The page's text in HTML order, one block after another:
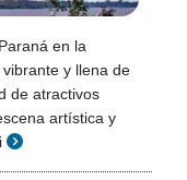
en la
y llena de
de atractivos
artística y